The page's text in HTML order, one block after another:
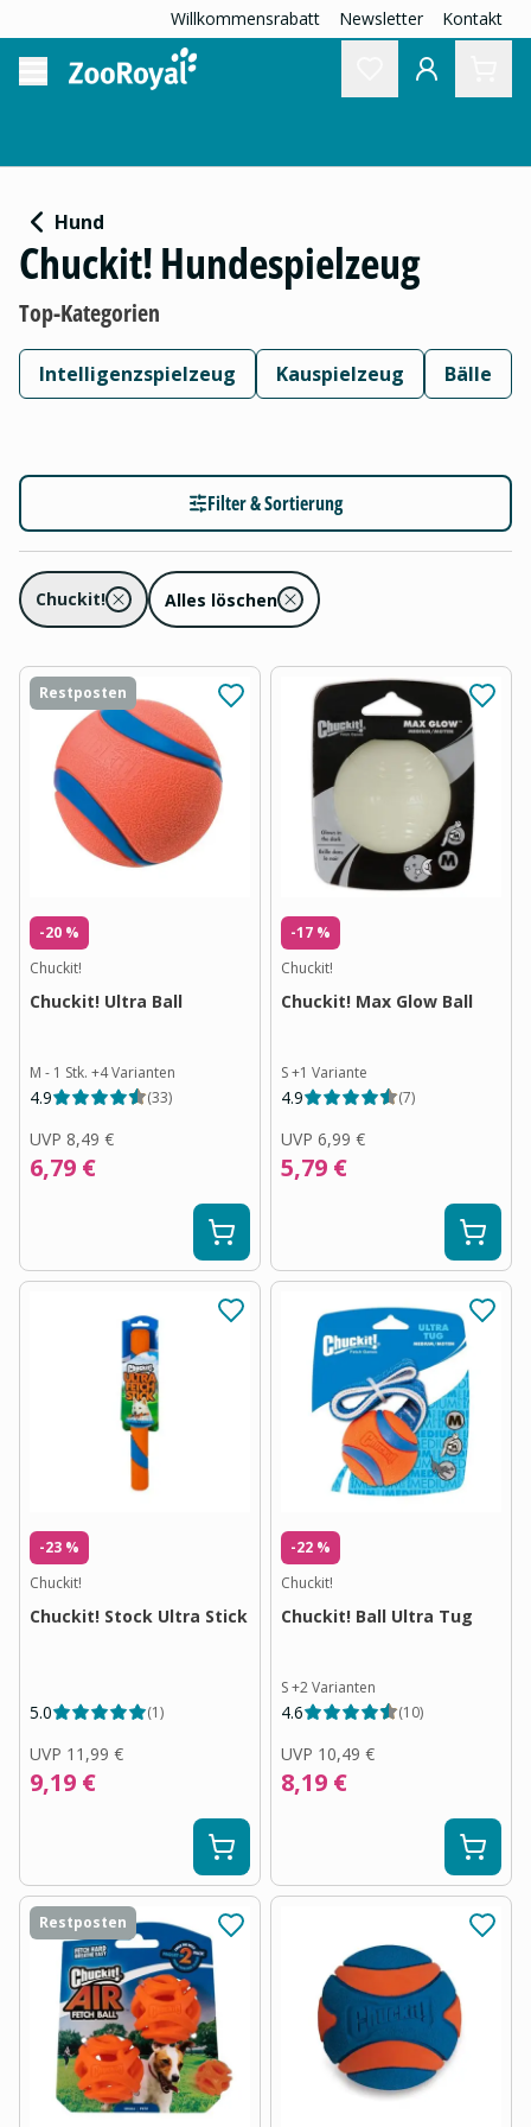
Willkommensrabatt Newsletter Kontakt
Hund
Chuckit! Hundespielzeug
Top-Kategorien
Intelligenzspielzeug Kauspielzeug Bälle
Filter & Sortierung
Chuckit! Alles löschen
Restposten
-20 %
Chuckit!
Chuckit! Ultra Ball
M - 1 Stk. +4Varianten
4.9 (33)
UVP 8,49 €
6,79 €
-17 %
Chuckit!
Chuckit! Max Glow Ball
S+1 Variante
4.9 (7)
UVP 6,99 €
5,79 €
-23 %
Chuckit!
Chuckit! Stock Ultra Stick
5.0 (1)
UVP 11,99 €
9,19 €
-22 %
Chuckit!
Chuckit! Ball Ultra Tug
S+2Varianten
4.6 (10)
UVP 10,49 €
8,19 €
Restposten